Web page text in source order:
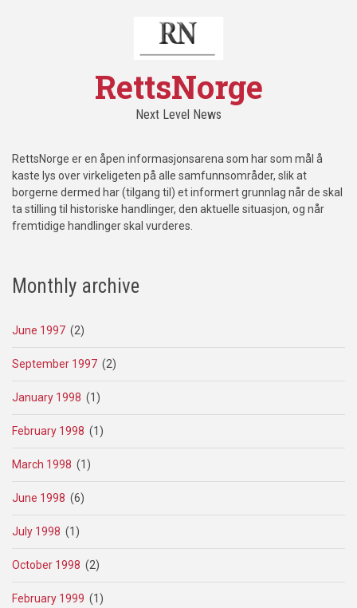
RettsNorge
Next Level News
RettsNorge er en åpen informasjonsarena som har som mål å
kaste lys over virkeligeten på alle samfunnsområder, slik at
borgerne dermed har (tilgang til) et informert grunnlag når de skal
ta stilling til historiske handlinger, den aktuelle situasjon, og når
fremtidige handlinger skal vurderes.
Monthly archive
June 1997 (2)
September 1997 (2)
January 1998 (1)
February 1998 (1)
March 1998 (1)
June 1998 (6)
July 1998 (1)
October 1998 (2)
February 1999 (1)